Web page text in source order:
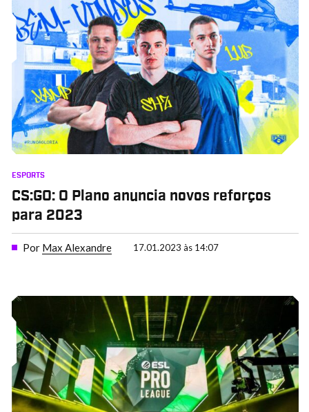
ESPORTS
CS:GO: O Plano anuncia novos reforços
para 2023
Por Max Alexandre 17.01.2023 às 14:07